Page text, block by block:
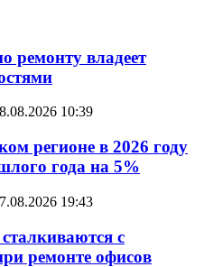
ремонту владеет
10:39
регионе в 2026 году
года на 5%
19:43
с
ремонте офисов